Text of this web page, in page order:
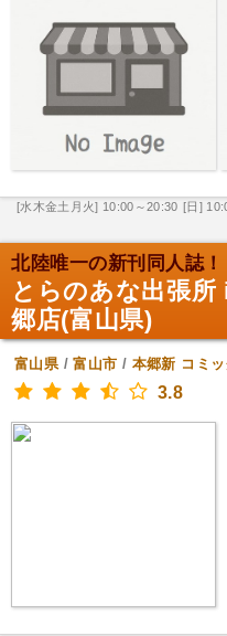
[水木金土月火] 10:00～20:30 [日]
北陸唯一の新刊同人誌！
とらのあな出張所
郷店(富山県)
富山県/富山市 / 本郷新 コミ
3.8